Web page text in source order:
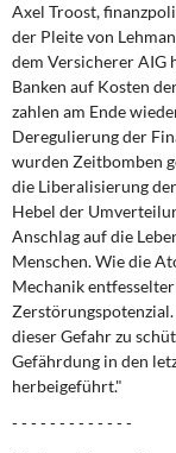
Axel Troost,
der Pleite von
dem Versicherer AIG
Banken auf Kosten
zahlen am Ende
Deregulierung der
wurden Zeitbomben
die Liberalisierung
Hebel der
Anschlag auf die
Menschen. Wie die
Mechanik
dieser Gefahr zu
Gefährdung in den
herbeigeführt."
- - - - - - - - - - - - -